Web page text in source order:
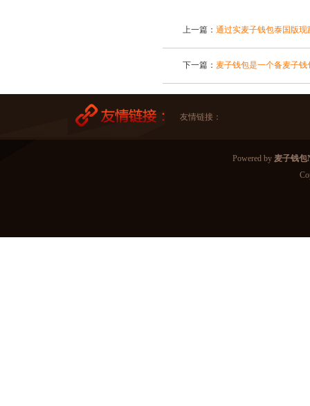
上一篇： 通过实麦子钱包泰国版现
下一篇： 麦子钱包是一个备麦子
友情链接：
Powered by 麦子钱包